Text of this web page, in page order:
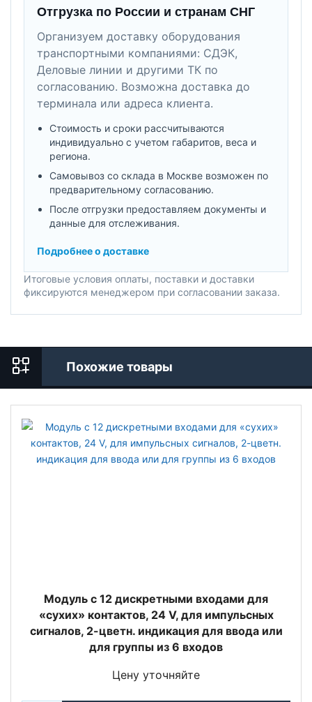
Отгрузка по России и странам СНГ
Организуем доставку оборудования
транспортными компаниями: СДЭК,
Деловые линии и другими ТК по
согласованию. Возможна доставка до
терминала или адреса клиента.
Стоимость и сроки рассчитываются
индивидуально с учетом габаритов, веса и
региона.
Самовывоз со склада в Москве возможен по
предварительному согласованию.
После отгрузки предоставляем документы и
данные для отслеживания.
Подробнее о доставке
Итоговые условия оплаты, поставки и доставки
фиксируются менеджером при согласовании заказа.
Похожие товары
Модуль с 12 дискретными входами для
«сухих» контактов, 24 V, для импульсных
сигналов, 2-цветн. индикация для ввода или
для группы из 6 входов
Цену уточняйте